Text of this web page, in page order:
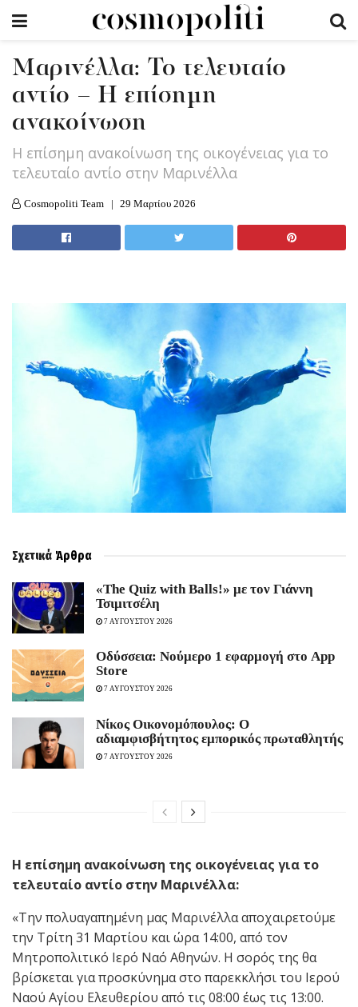
Μαρινέλλα: Το τελευταίο
αντίο – Η επίσημη
ανακοίνωση
H επίσημη ανακοίνωση της οικογένειας για το
τελευταίο αντίο στην Μαρινέλλα
Cosmopoliti Team 29 Μαρτίου 2026
Σχετικά Άρθρα
«The Quiz with Balls!» με τον Γιάννη
Τσιμιτσέλη
7 ΑΥΓΟΥΣΤΟΥ 2026
Οδύσσεια: Νούμερο 1 εφαρμογή στο App
Store
7 ΑΥΓΟΥΣΤΟΥ 2026
Νίκος Οικονομόπουλος: Ο
αδιαμφισβήτητος εμπορικός πρωταθλητής
7 ΑΥΓΟΥΣΤΟΥ 2026
H επίσημη ανακοίνωση της οικογένειας για το
τελευταίο αντίο στην Μαρινέλλα:
«Την πολυαγαπημένη μας Μαρινέλλα αποχαιρετούμε
την Τρίτη 31 Μαρτίου και ώρα 14:00, από τον
Μητροπολιτικό Ιερό Ναό Αθηνών. Η σορός της θα
βρίσκεται για προσκύνημα στο παρεκκλήσι του Ιερού
Ναού Αγίου Ελευθερίου από τις 08:00 έως τις 13:00.